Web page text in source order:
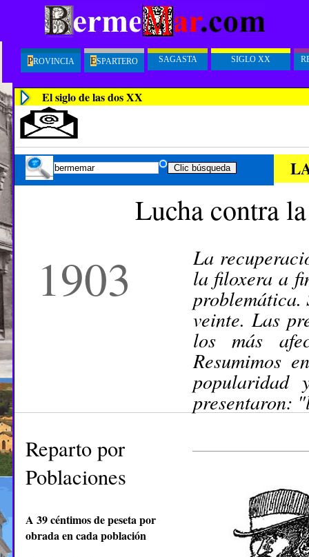
PROVINCIA ESPARTERO SAGASTA SIGLO XX
El siglo de las dos XX
Lucha contra
1903 La
la filoxera a
problemática.
veinte. Las
los más
Resumimos
popularidad
presentaron:
Reparto por
Poblaciones
A 39 céntimos de peseta por
obrada en cada población